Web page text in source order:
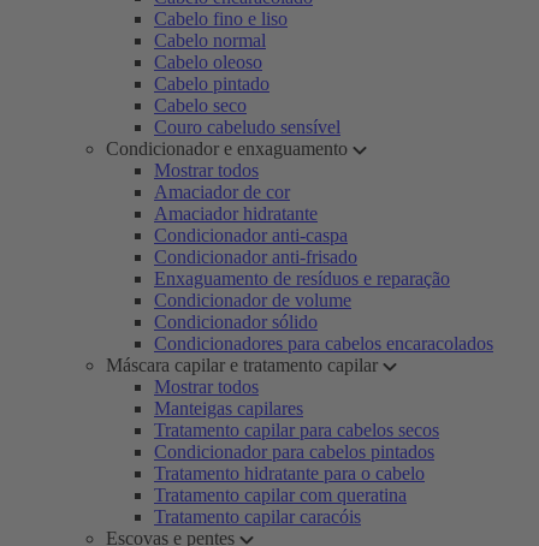
Cabelo fino e liso
Cabelo normal
Cabelo oleoso
Cabelo pintado
Cabelo seco
Couro cabeludo sensível
Condicionador e enxaguamento
Mostrar todos
Amaciador de cor
Amaciador hidratante
Condicionador anti-caspa
Condicionador anti-frisado
Enxaguamento de resíduos e reparação
Condicionador de volume
Condicionador sólido
Condicionadores para cabelos encaracolados
Máscara capilar e tratamento capilar
Mostrar todos
Manteigas capilares
Tratamento capilar para cabelos secos
Condicionador para cabelos pintados
Tratamento hidratante para o cabelo
Tratamento capilar com queratina
Tratamento capilar caracóis
Escovas e pentes